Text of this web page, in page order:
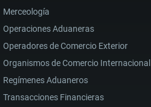
Merceología
Operaciones Aduaneras
Operadores de Comercio Exterior
Organismos de Comercio Internacional
Regímenes Aduaneros
Transacciones Financieras